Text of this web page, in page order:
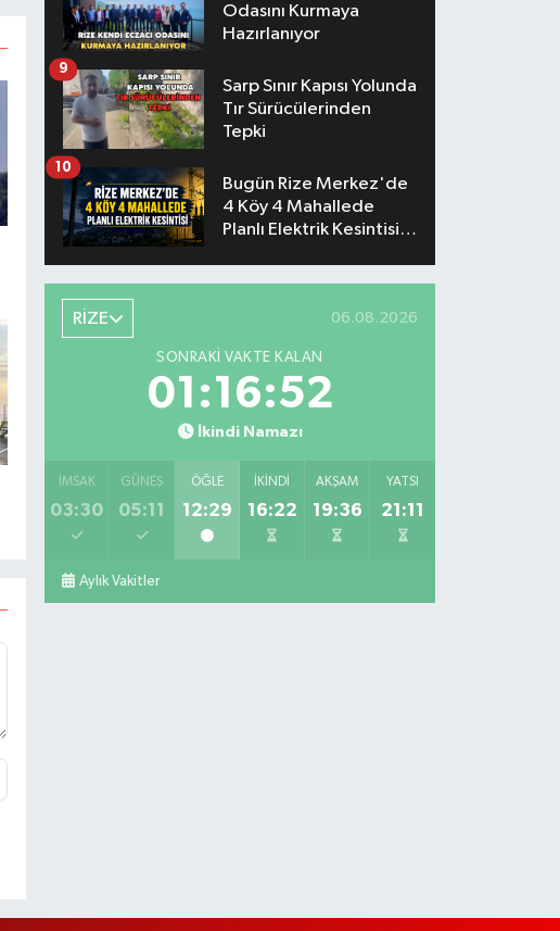
Odasını Kurmaya
Hazırlanıyor
Sarp Sınır Kapısı Yolunda
Tır Sürücülerinden
Tepki
9
Bugün Rize Merkez'de
4 Köy 4 Mahallede
Planlı Elektrik Kesintisi
10
RİZE 06.08.2026
SONRAKI VAKTE KALAN
01:16:51
İkindi Namazı
İMSAK
03:30
GÜNEŞ
05:11
ÖĞLE
12:29
İKINDI
16:22
AKŞAM
19:36
YATSI
21:11
Aylık Vakitler